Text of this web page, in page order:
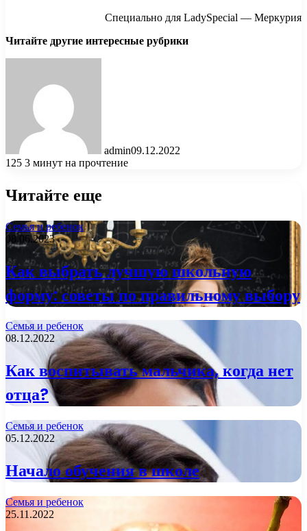
Специально для LadySpecial — Меркурия
Читайте другие интересные рубрики
admin09.12.2022
125 3 минут на прочтение
Читайте еще
Семья и ребенок
08.06.2023
Как выбрать лучшую школьную
форму: советы по правильному выбору
Семья и ребенок
08.12.2022
Как воспитывать мальчика, когда нет
отца?
Семья и ребенок
05.12.2022
Начало обучения в школе
Семья и ребенок
25.11.2022